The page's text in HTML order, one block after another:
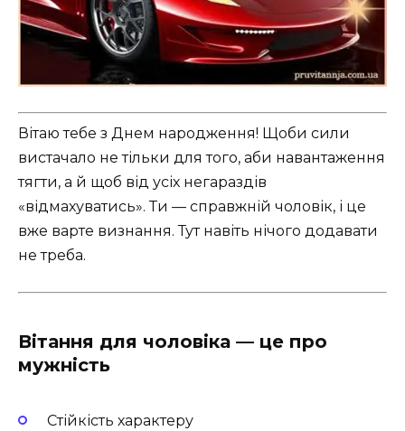
Вітаю тебе з Днем народження! Щоби сили
вистачало не тільки для того, аби навантаження
тягти, а й щоб від усіх негараздів
«відмахуватись». Ти — справжній чоловік, і це
вже варте визнання. Тут навіть нічого додавати
не треба.
Вітання для чоловіка — це про
мужність
Стійкість характеру